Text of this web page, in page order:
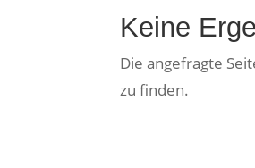
Keine
Die angefragte
zu finden.